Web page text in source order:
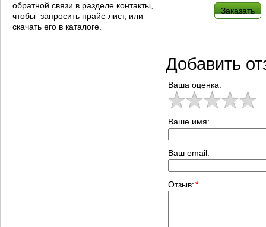
обратной связи в разделе контакты,
чтобы запросить прайс-лист, или
скачать его в каталоге.
Заказать
Добавить
Ваша оценка:
Ваше имя:
Ваш email:
Отзыв:*